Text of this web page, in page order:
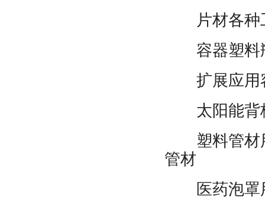
片材各种工
容器塑料
扩展应用容
太阳能背板
塑料管材用
管材
医药泡罩用